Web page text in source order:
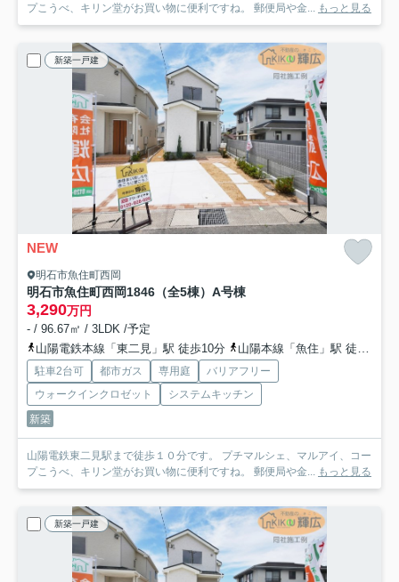
プこうべ、キリン堂がお買い物に便利ですね。 郵便局や金... もっと見る
新築一戸建
NEW
明石市魚住町西岡
明石市魚住町西岡1846（全5棟）A号棟
3,290万円
- / 96.67㎡ / 3LDK /予定
山陽電鉄本線「東二見」駅 徒歩10分
山陽本線「魚住」駅 徒歩21分
駐車2台可 都市ガス 専用庭
バリアフリー
ウォークインクロゼット
システムキッチン
新築
山陽電鉄東二見駅まで徒歩１０分です。 プチマルシェ、マルアイ、コー
プこうべ、キリン堂がお買い物に便利ですね。 郵便局や金... もっと見る
新築一戸建